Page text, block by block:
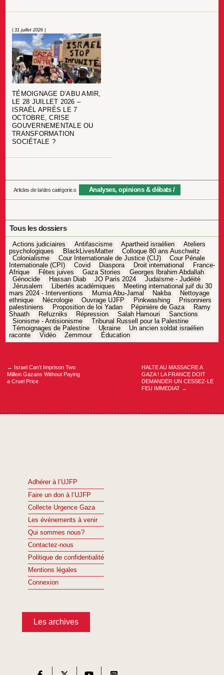
| 31 juillet 2026 |
TÉMOIGNAGE D’ABU AMIR,
LE 28 JUILLET 2026 –
ISRAËL APRÈS LE 7
OCTOBRE, CRISE
GOUVERNEMENTALE OU
TRANSFORMATION
SOCIÉTALE ?
Articles de la/des catégorie.s Analyses, opinions & débats
Tous les dossiers
Actions judiciaires Antifascisme Apartheid israélien
Ateliers
psychologiques
BlackLivesMatter
Colloque 80 ans Auschwitz
Colonialisme
Cour Internationale de Justice (CIJ)
Cour Pénale
Internationale (CPI)
Covid Diaspora Droit international
France-
Afrique
Fêtes juives Gaza Stories
Georges Ibrahim Abdallah
Génocide
Hassan Diab JO Paris 2024
Judaïsme - Judéité
Jérusalem
Libertés académiques
Meeting international juif du 30
mars 2024 - Interventions
Mumia Abu-Jamal Nakba
Nettoyage
ethnique
Nécrologie Ouvrage UJFP Pinkwashing
Prisonniers
palestiniens
Proposition de loi Yadan Pépinière de Gaza
Ramy
Shaath
Refuzniks Répression Salah Hamouri
Sanctions
Sionisme - Antisionisme
Tribunal Russell pour la Palestine
Témoignages de Palestine
Ukraine
Un ancien soldat israélien
raconte
Vidéo Zemmour Éducation
Navigation
← Israel Can’t Imprison Two
Million Gazans Without Paying
a Cruel Price
HALTE AU MASSACRE A
GAZA ! LA FRANCE DOIT
DEMANDER UN CESSEZ-LE
FEU IMMEDIAT →
Adhérer à l’UJFP
Faire un don à l’UJFP
Collecte Urgence Gaza
Les événements à venir
Qui sommes nous?
Contactez-nous
Politique de confidentialité
Mentions légales
Connexion
Les archives